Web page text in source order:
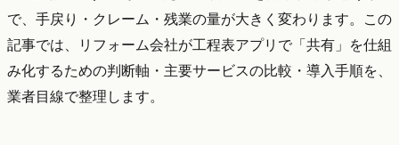
で、手戻り・クレーム・残業の量が大きく変わります。この
記事では、リフォーム会社が工程表アプリで「共有」を仕組
み化するための判断軸・主要サービスの比較・導入手順を、
業者目線で整理します。